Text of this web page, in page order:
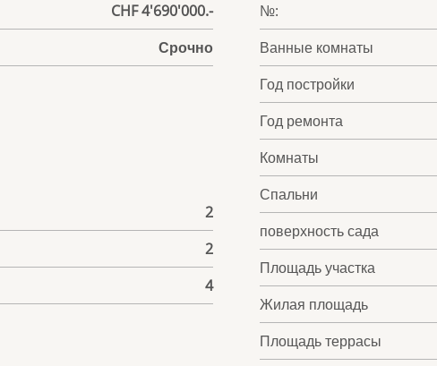
CHF 4'690'000.-
Срочно
2
2
4
№:
Ванные комнаты
Год постройки
Год ремонта
Комнаты
Спальни
поверхность сада
Площадь участка
Жилая площадь
Площадь террасы